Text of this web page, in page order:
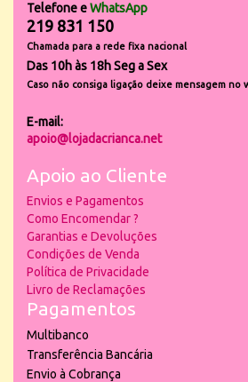
Telefone eWhatsApp
219 831 150
Chamada para a rede fixa nacional
Das 10h às 18h Seg a Sex
Caso não consiga ligação deixe mensagem no
E-mail:
apoio@lojadacrianca.net
Apoio ao Cliente
Envios e Pagamentos
Como Encomendar ?
Garantias e Devoluções
Condições de Venda
Política de Privacidade
Livro de Reclamações
Pagamentos
Multibanco
Transferência Bancária
Envio à Cobrança